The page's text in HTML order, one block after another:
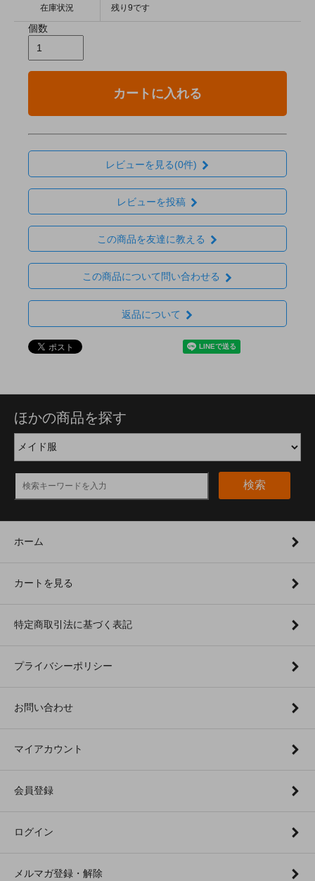
在庫状況 残り9です
個数
カートに入れる
レビューを見る(0件)
レビューを投稿
この商品を友達に教える
この商品について問い合わせる
返品について
ほかの商品を探す
検索
ホーム
カートを見る
特定商取引法に基づく表記
プライバシーポリシー
お問い合わせ
マイアカウント
会員登録
ログイン
メルマガ登録・解除